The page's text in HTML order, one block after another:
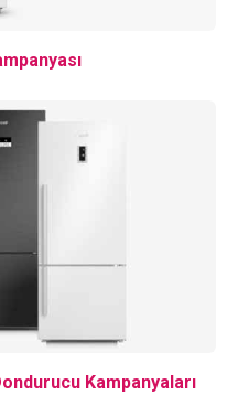
Kampanyaları